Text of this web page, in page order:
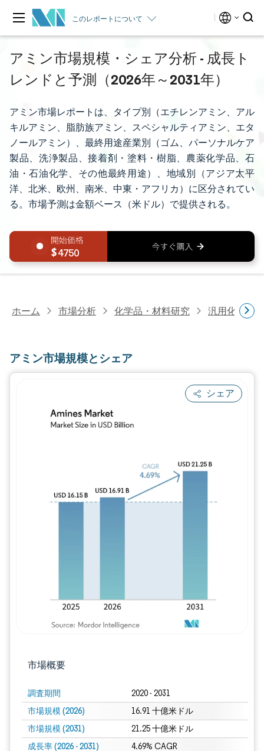
このレポートについて
アミン市場規模・シェア分析 - 成長ト
レンドと予測（2026年～2031年）
アミン市場レポートは、タイプ別（エチレンアミン、アル
キルアミン、脂肪族アミン、スペシャルティアミン、エタ
ノールアミン）、最終用途産業別（ゴム、パーソナルケア
製品、洗浄製品、接着剤・塗料・樹脂、農薬化学品、石
油・石油化学、その他最終用途）、地域別（アジア太平
洋、北米、欧州、南米、中東・アフリカ）に区分されてい
る。市場予測は金額ベース（米ドル）で提供される。
4750
ホーム 市場分析 化学品・材料研究 汎用化学品
アミン市場規模とシェア
シェア
市場概要
調査期間 2020 - 2031
市場規模 (2026) 16.91 十億米ドル
市場規模 (2031) 21.25 十億米ドル
成長率 (2026 - 2031) 4.69% CAGR